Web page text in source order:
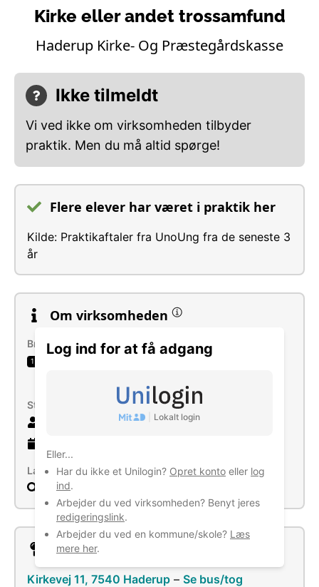
Log ind for at få adgang
Lokalt login
Eller...
Har du ikke et Unilogin? Opret konto eller log
ind.
Arbejder du ved virksomheden? Benyt jeres
redigeringslink.
Arbejder du ved en kommune/skole? Læs
mere her.
Kirke eller andet trossamfund
Haderup Kirke- Og Præstegårdskasse
Ikke tilmeldt
Vi ved ikke om virksomheden tilbyder
praktik. Men du må altid spørge!
Flere elever har været i praktik her
Kilde: Praktikaftaler fra UnoUng fra de seneste 3
år
Om virksomheden
Brancher
1
Religiøse institutioners og foreningers
Størrelse
Læs mere
Søg
Lokation
Kirkevej 11, 7540 Haderup – Se bus/tog